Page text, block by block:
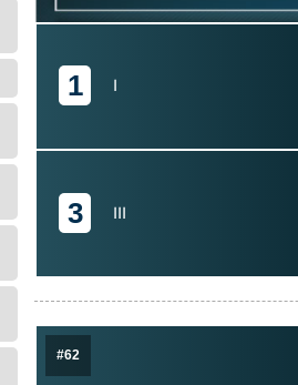
1 I
3 III
#62